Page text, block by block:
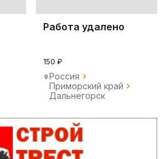
Работа удалено
150 ₽
Россия
Приморский край
Дальнегорск